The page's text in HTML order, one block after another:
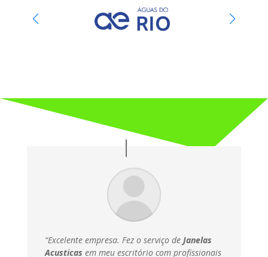
“Excelente empresa. Fez o serviço de Janelas
Acusticas em meu escritório com profissionais